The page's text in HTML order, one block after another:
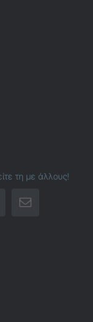
τη με άλλους!
Email